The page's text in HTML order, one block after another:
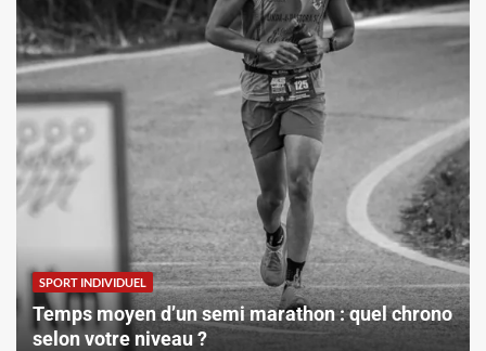
SPORT INDIVIDUEL
Temps moyen d’un semi marathon : quel chrono
selon votre niveau ?